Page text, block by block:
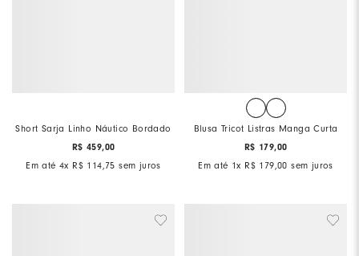
Short Sarja Linho Náutico Bordado
R$ 459,00
Em até 4x R$ 114,75 sem juros
Blusa Tricot Listras Manga Curta
R$ 179,00
Em até 1x R$ 179,00 sem juros